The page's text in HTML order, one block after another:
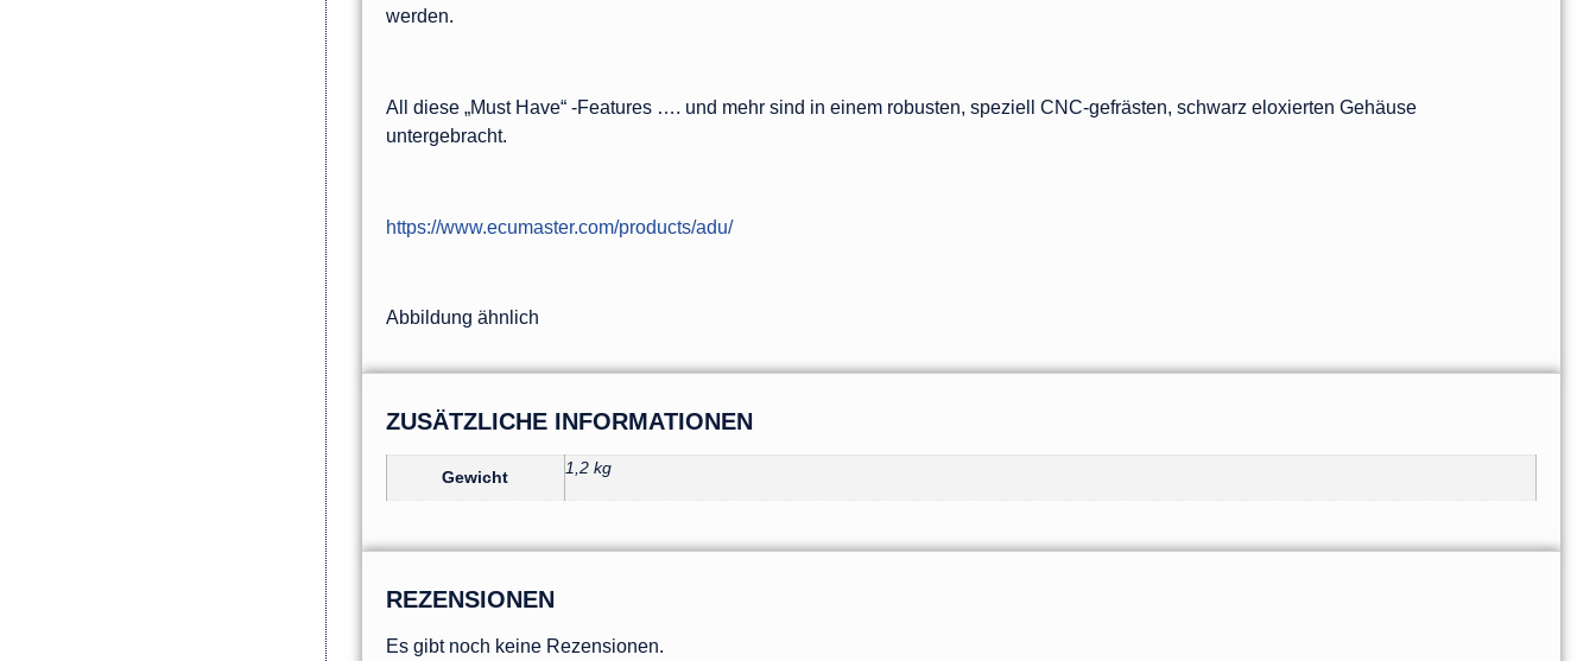
werden.
All diese „Must Have“ -Features …. und mehr sind in einem robusten, speziell CNC-gefrästen, schwarz eloxierten Gehäuse
untergebracht.
https://www.ecumaster.com/products/adu/
Abbildung ähnlich
ZUSÄTZLICHE INFORMATIONEN
Gewicht 1,2 kg
REZENSIONEN
Es gibt noch keine Rezensionen.